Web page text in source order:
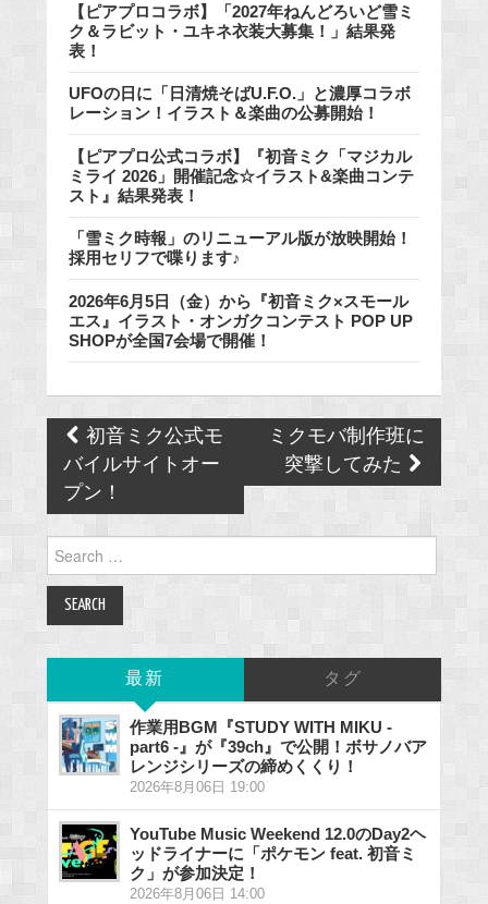
【ピアプロコラボ】「2027年ねんどろいど雪ミ
ク＆ラビット・ユキネ衣装大募集！」結果発
表！
UFOの日に「日清焼そばU.F.O.」と濃厚コラボ
レーション！イラスト＆楽曲の公募開始！
【ピアプロ公式コラボ】『初音ミク「マジカル
ミライ 2026」開催記念☆イラスト&楽曲コンテ
スト』結果発表！
「雪ミク時報」のリニューアル版が放映開始！
採用セリフで喋ります♪
2026年6月5日（金）から『初音ミク×スモール
エス』イラスト・オンガクコンテスト POP UP
SHOPが全国7会場で開催！
Post
navigation
初音ミク公式モ
バイルサイトオー
プン！
ミクモバ制作班に
突撃してみた
for:
最新 タグ
作業用BGM『STUDY WITH MIKU -
part6 -』が『39ch』で公開！ボサノバア
レンジシリーズの締めくくり！
2026年8月06日 19:00
YouTube Music Weekend 12.0のDay2ヘ
ッドライナーに「ポケモン feat. 初音ミ
ク」が参加決定！
2026年8月06日 14:00